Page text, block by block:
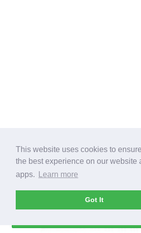
This website uses cookies to
the best experience on our website
apps.
Learn more
Got It
Рижский русский театр имени